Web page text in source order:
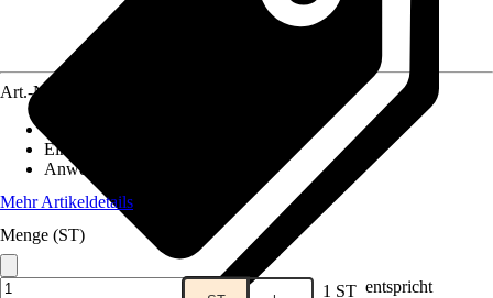
Art.-Nr.
Einsatzbereich
Anwendungsbereich
Mehr Artikeldetails
Menge (ST)
1 ST entspricht